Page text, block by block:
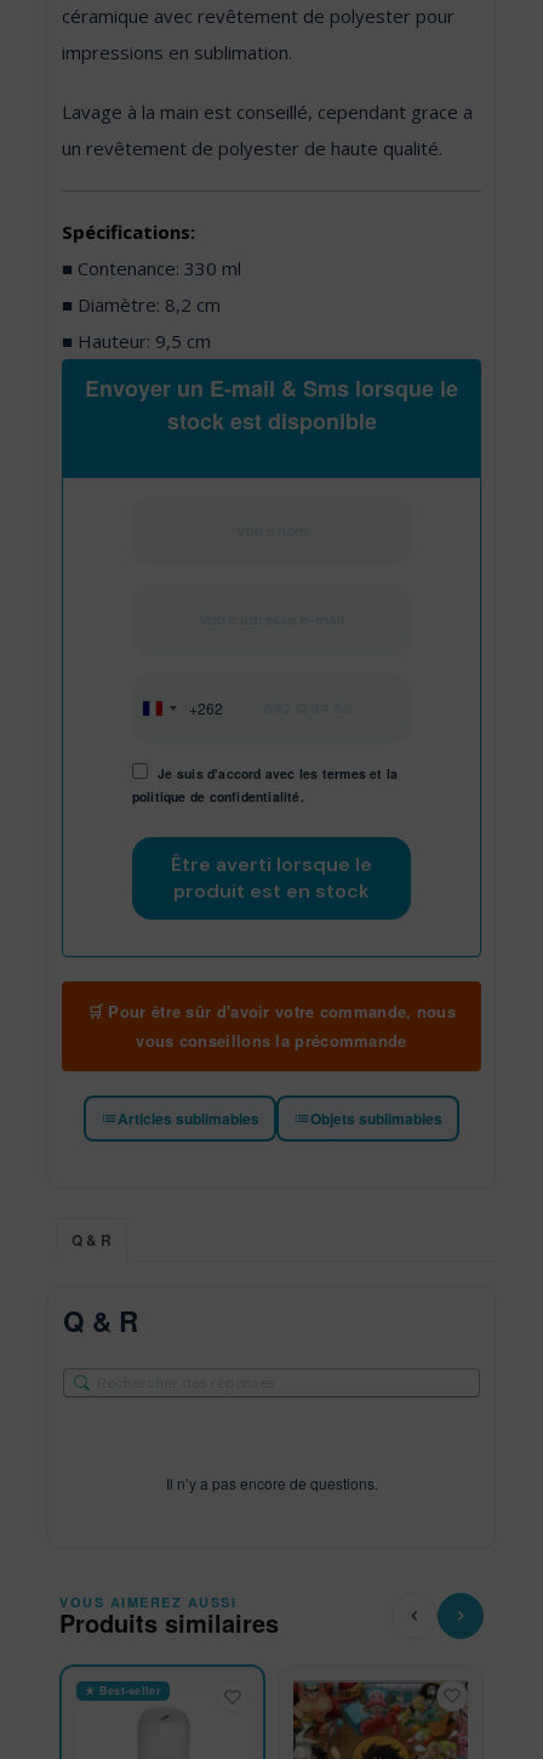
céramique avec revêtement de polyester pour
impressions en sublimation.
Lavage à la main est conseillé, cependant grace a
un revêtement de polyester de haute qualité.
Spécifications:
■ Contenance: 330 ml
■ Diamètre: 8,2 cm
■ Hauteur: 9,5 cm
Envoyer un E-mail & Sms lorsque le
stock est disponible
Réunion
+262
Je suis d'accord avec les termeset la
politique de confidentialité.
🛒 Pour être sûr d'avoir votre commande, nous
vous conseillons la précommande
Articles sublimables Objets sublimables
Q & R
Q & R
Il n’y a pas encore de questions.
VOUS AIMEREZ AUSSI
Produits similaires
★ Best-seller